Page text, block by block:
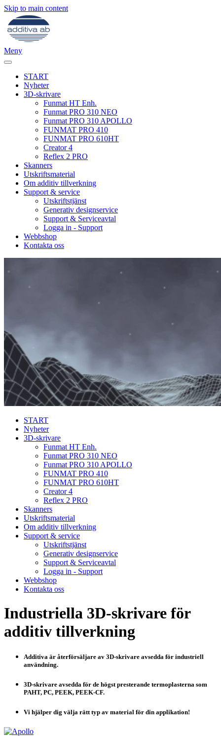
Skip to main content
Meny
START
Nyheter
3D-skrivare
Funmat HT Enh.
Funmat PRO 310 NEO
Funmat PRO 310 APOLLO
FUNMAT PRO 410
FUNMAT PRO 610HT
Creator 4
Reflex 2 PRO
Skanners
Utskriftsmaterial
Om additiv tillverkning
Support & service
Utskriftstjänst
Generativ designservice
Support & Serviceavtal
Logga in - Support
Webbshop
Kontakta oss
START
Nyheter
3D-skrivare
Funmat HT Enh.
Funmat PRO 310 NEO
Funmat PRO 310 APOLLO
FUNMAT PRO 410
FUNMAT PRO 610HT
Creator 4
Reflex 2 PRO
Skanners
Utskriftsmaterial
Om additiv tillverkning
Support & service
Utskriftstjänst
Generativ designservice
Support & Serviceavtal
Logga in - Support
Webbshop
Kontakta oss
Industriella 3D-skrivare för
additiv tillverkning
Additiva är återförsäljare av 3D-skrivare avsedda för industriell
användning.
3D-skrivare avsedda för de högst presterande termoplasterna som
PAHT, PC, PEEK, PEEK-CF.
Vi hjälper dig välja rätt typ av material för din applikation!